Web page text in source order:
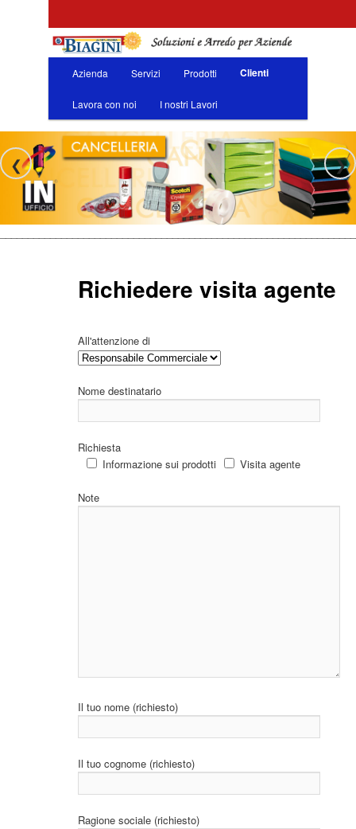
F.lli Biagini Srl
Azienda Servizi Prodotti Clienti
Lavora con noi I nostri Lavori
❮ ❯
Richiedere visita agente
All'attenzione di
Nome destinatario
Richiesta
Informazione sui prodotti
Visita agente
Note
Il tuo nome (richiesto)
Il tuo cognome (richiesto)
Ragione sociale (richiesto)